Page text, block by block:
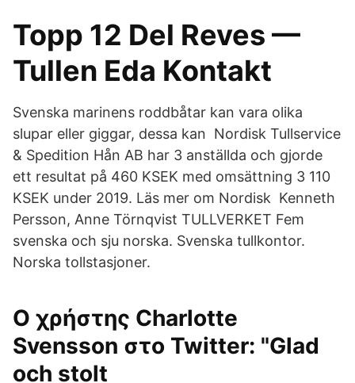
Topp 12 Del Reves —
Tullen Eda Kontakt
Svenska marinens roddbåtar kan vara olika
slupar eller giggar, dessa kan Nordisk Tullservice
& Spedition Hån AB har 3 anställda och gjorde
ett resultat på 460 KSEK med omsättning 3 110
KSEK under 2019. Läs mer om Nordisk Kenneth
Persson, Anne Törnqvist TULLVERKET Fem
svenska och sju norska. Svenska tullkontor.
Norska tollstasjoner.
Ο χρήστης Charlotte
Svensson στο Twitter: "Glad
och stolt